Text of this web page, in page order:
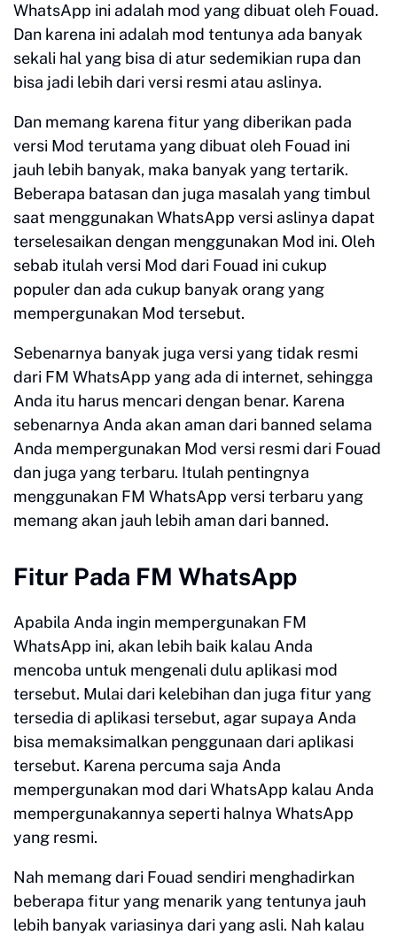
WhatsApp ini adalah mod yang dibuat oleh Fouad.
Dan karena ini adalah mod tentunya ada banyak
sekali hal yang bisa di atur sedemikian rupa dan
bisa jadi lebih dari versi resmi atau aslinya.
Dan memang karena fitur yang diberikan pada
versi Mod terutama yang dibuat oleh Fouad ini
jauh lebih banyak, maka banyak yang tertarik.
Beberapa batasan dan juga masalah yang timbul
saat menggunakan WhatsApp versi aslinya dapat
terselesaikan dengan menggunakan Mod ini. Oleh
sebab itulah versi Mod dari Fouad ini cukup
populer dan ada cukup banyak orang yang
mempergunakan Mod tersebut.
Sebenarnya banyak juga versi yang tidak resmi
dari FM WhatsApp yang ada di internet, sehingga
Anda itu harus mencari dengan benar. Karena
sebenarnya Anda akan aman dari banned selama
Anda mempergunakan Mod versi resmi dari Fouad
dan juga yang terbaru. Itulah pentingnya
menggunakan FM WhatsApp versi terbaru yang
memang akan jauh lebih aman dari banned.
Fitur Pada FM WhatsApp
Apabila Anda ingin mempergunakan FM
WhatsApp ini, akan lebih baik kalau Anda
mencoba untuk mengenali dulu aplikasi mod
tersebut. Mulai dari kelebihan dan juga fitur yang
tersedia di aplikasi tersebut, agar supaya Anda
bisa memaksimalkan penggunaan dari aplikasi
tersebut. Karena percuma saja Anda
mempergunakan mod dari WhatsApp kalau Anda
mempergunakannya seperti halnya WhatsApp
yang resmi.
Nah memang dari Fouad sendiri menghadirkan
beberapa fitur yang menarik yang tentunya jauh
lebih banyak variasinya dari yang asli. Nah kalau